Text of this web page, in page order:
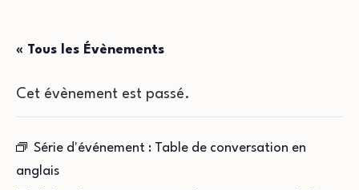
« Tous les Évènements
Cet évènement est passé.
Série d'événement : Table de conversation en
anglais